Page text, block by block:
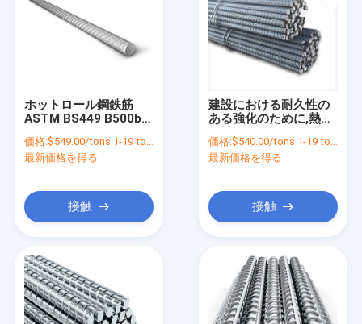
製品
ビデオ
ホットロール鋼鉄筋
ASTM BS449 B500b
12m 建築のための変形
鋼鉄筋
価格:$549.00/tons 1-19 tons
最新価格を得る
接触
建設における耐久性の
ある強化のために,熱帯
400/500
価格:$540.00/tons 1-19 tons
最新価格を得る
接触